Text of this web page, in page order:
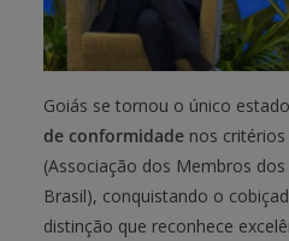
Goiás se tornou o único
de conformidade nos
(Associação dos Membros
Brasil), conquistando o
distinção que reconhece